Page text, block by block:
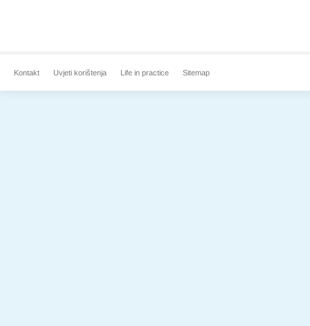
Kontakt Uvjeti korištenja Life in practice Sitemap